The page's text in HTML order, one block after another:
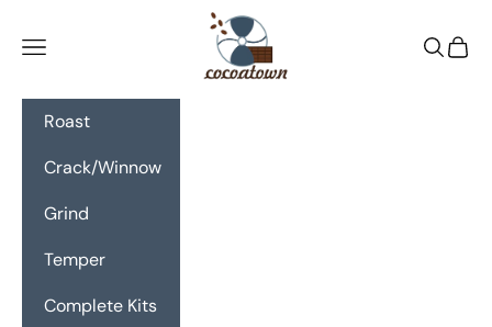
CocoaTown
Menú
Buscar
Cesta
Roast
Crack/Winnow
Grind
Temper
Complete Kits